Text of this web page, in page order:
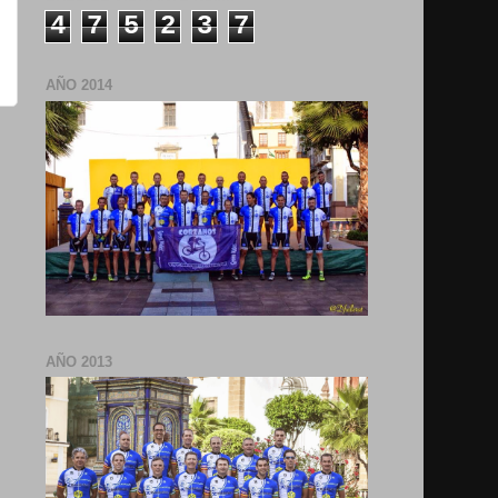
4 7 5 2 3 7
AÑO 2014
AÑO 2013